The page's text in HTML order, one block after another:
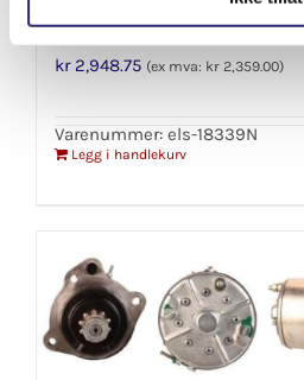
STARTER 12V
kr2,948.75 (ex mva: kr 2,359.00)
Varenummer: els-18339N
Legg i handlekurv